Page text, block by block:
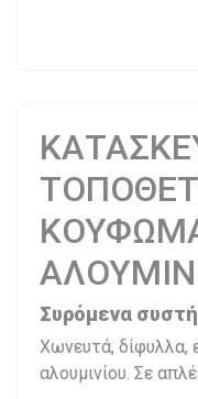
Συρόμενα
Χωνευτά,
αλουμινίου. Σε